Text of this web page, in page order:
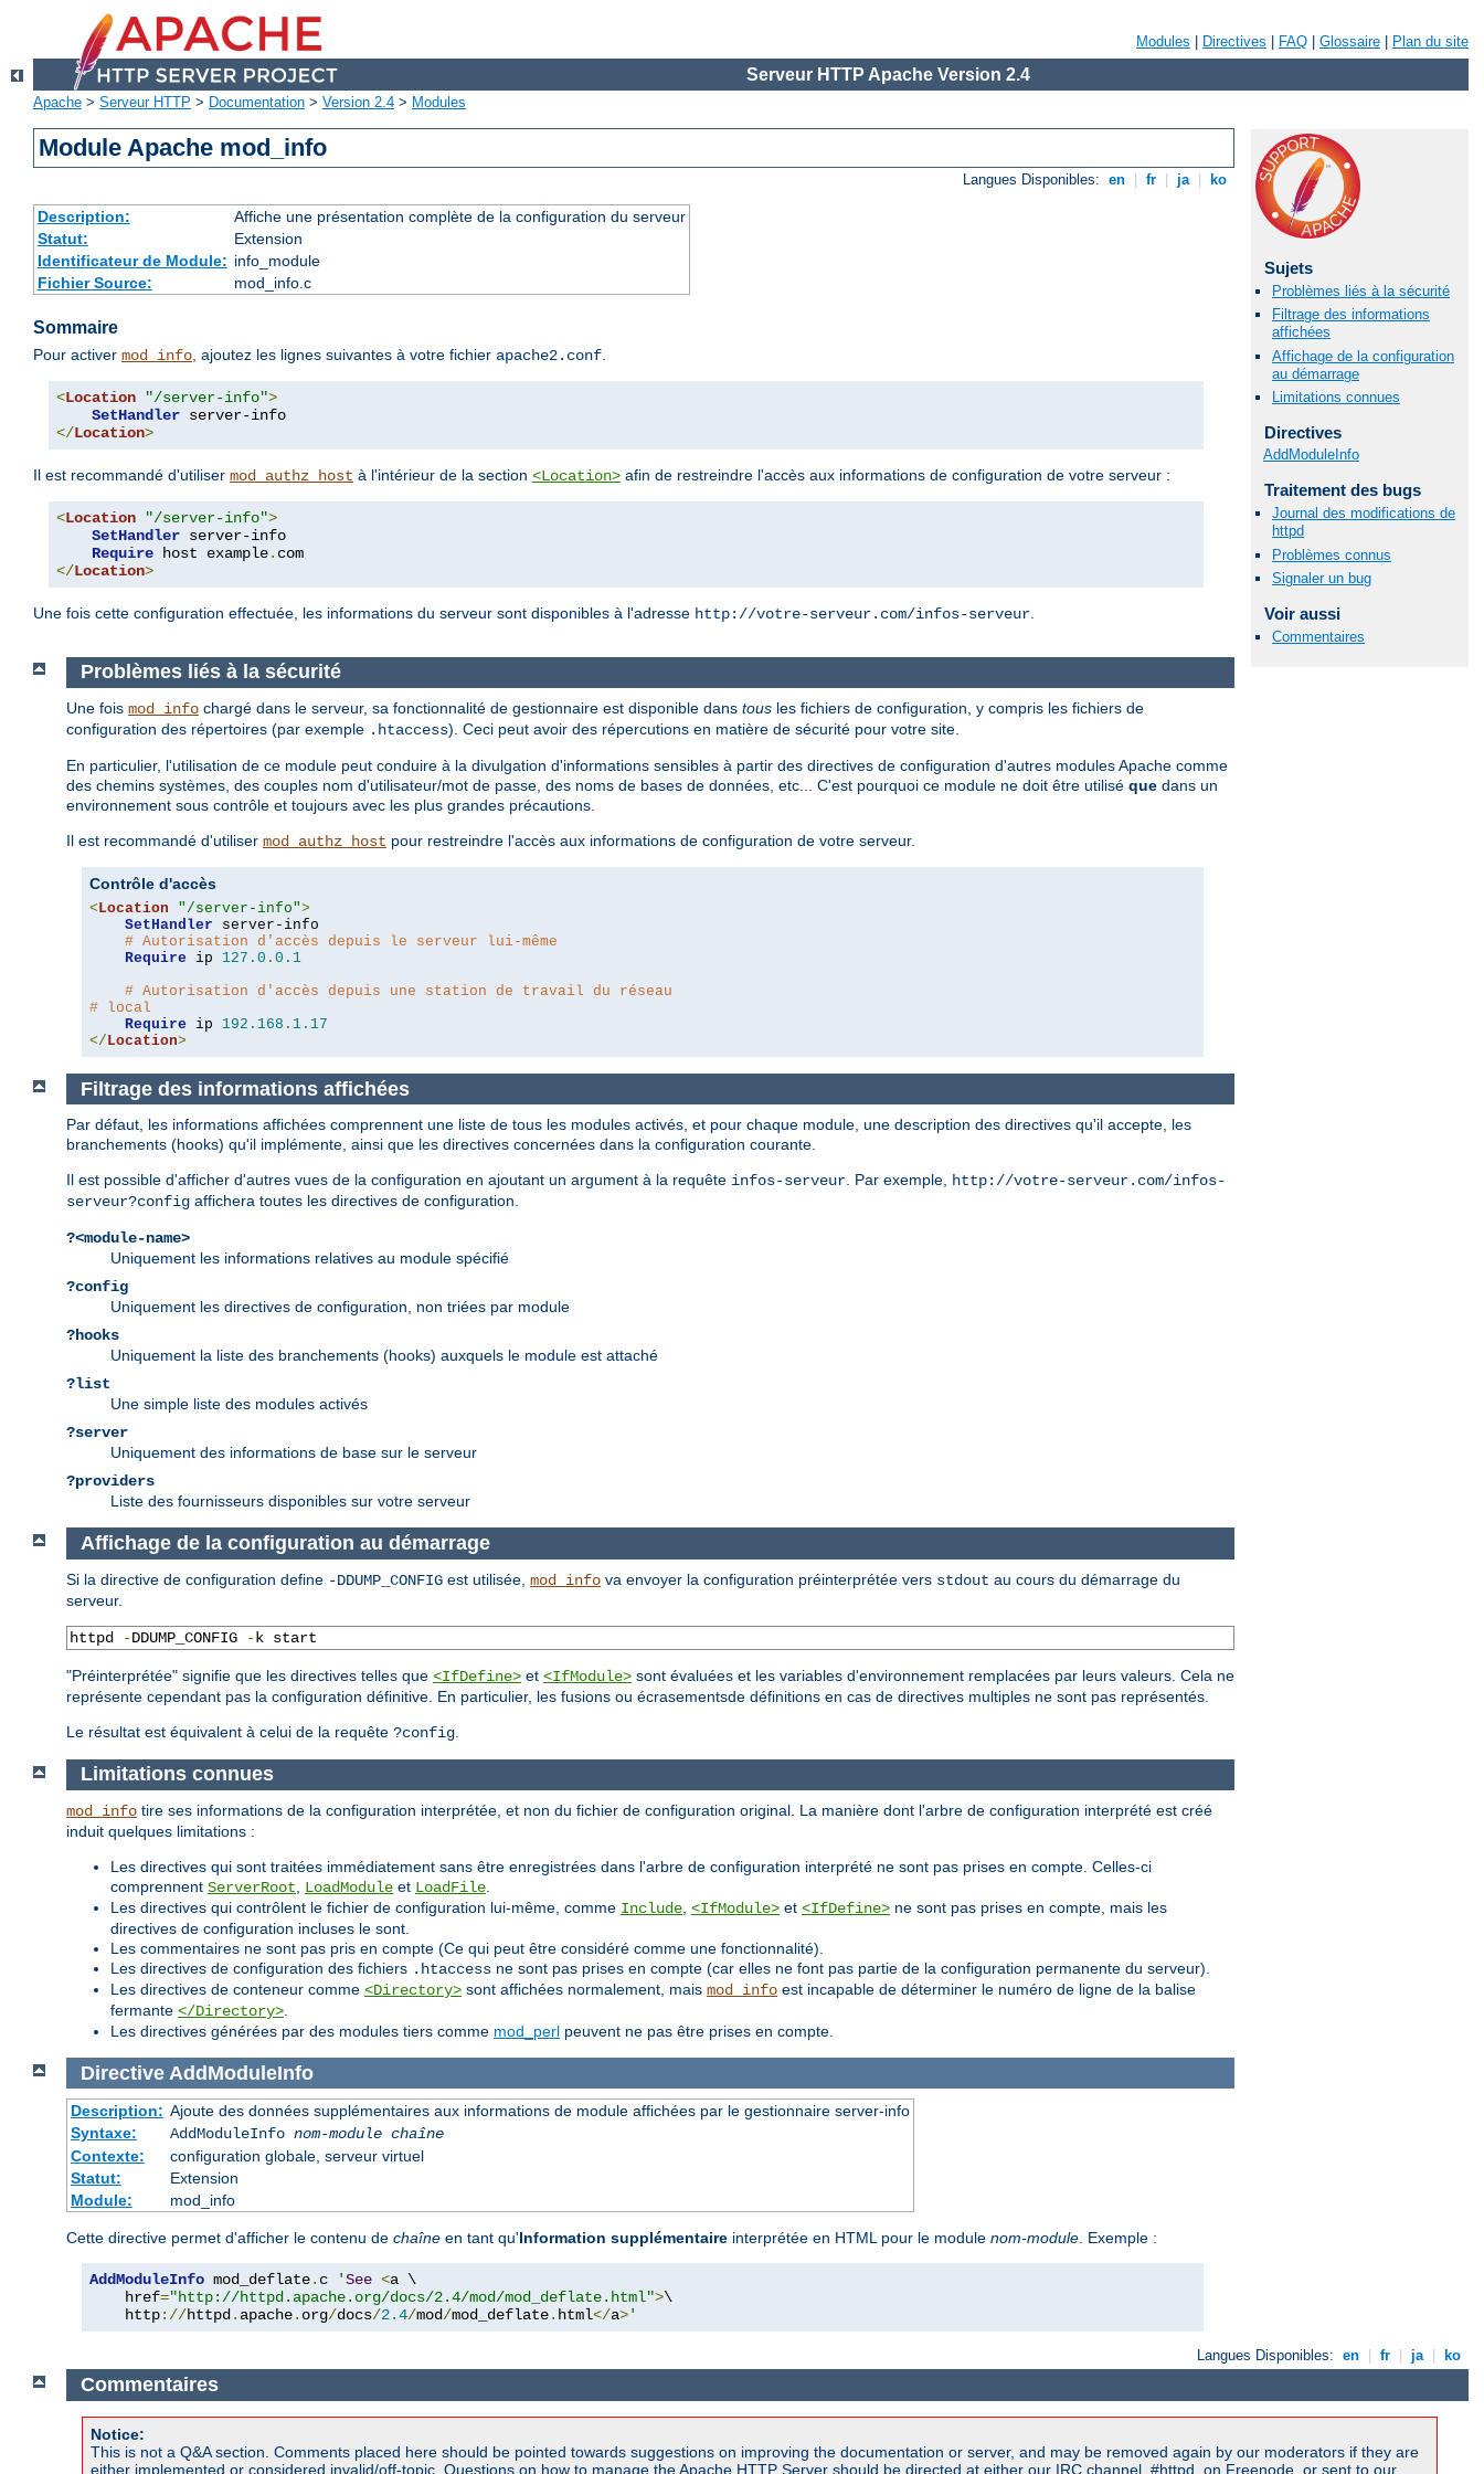
Modules Directives FAQ Glossaire Plan du site
Serveur HTTP Apache Version 2.4
Apache > Serveur HTTP > Documentation > Version 2.4 > Modules
Module Apache mod_info
Langues Disponibles: en fr ja ko
Description:
Affiche une présentation complète de la configuration du serveur
Statut:
Extension
Identificateur de Module: info_module
Fichier Source:
mod_info.c
Sommaire
Pour activer mod_info, ajoutez les lignes suivantes à votre fichier apache2.conf.
<Location "/server-info">
SetHandler
</Location>
Il est recommandé d'utiliser mod_authz_host à l'intérieur de la section <Location> afin de restreindre l'accès aux informations de configuration de votre serveur :
<Location "/server-info">
SetHandler server-info
Require host example.
</Location>
Une fois cette configuration effectuée, les informations du serveur sont disponibles à l'adresse http://votre-serveur.com/infos-serveur.
Sujets
Problèmes liés à la sécurité
Filtrage des informations
affichées
Affichage de la configuration
au démarrage
Limitations connues
Directives
AddModuleInfo
Traitement des bugs
Journal des modifications de
httpd
Problèmes connus
Signaler un bug
Voir aussi
Commentaires
Problèmes liés à la sécurité
Une fois mod_info chargé dans le serveur, sa fonctionnalité de gestionnaire est disponible dans tous les fichiers de configuration, y compris les fichiers de
configuration des répertoires (par exemple .htaccess). Ceci peut avoir des répercutions en matière de sécurité pour votre site.
En particulier, l'utilisation de ce module peut conduire à la divulgation d'informations sensibles à partir des directives de configuration d'autres modules Apache comme
des chemins systèmes, des couples nom d'utilisateur/mot de passe, des noms de bases de données, etc... C'est pourquoi ce module ne doit être utilisé que dans un
environnement sous contrôle et toujours avec les plus grandes précautions.
Il est recommandé d'utiliser mod_authz_host pour restreindre l'accès aux informations de configuration de votre serveur.
Contrôle d'accès
< Location "/server-info">
SetHandler server-info
# Autorisation d'accès depuis le serveur lui-même
Require ip 127.0 . 0.1
# Autorisation d'accès depuis une station de travail du réseau
# local
Require ip 192.168 . 1.17
</ Location>
Filtrage des informations affichées
Par défaut, les informations affichées comprennent une liste de tous les modules activés, et pour chaque module, une description des directives qu'il accepte, les
branchements (hooks) qu'il implémente, ainsi que les directives concernées dans la configuration courante.
Il est possible d'afficher d'autres vues de la configuration en ajoutant un argument à la requête infos-serveur. Par exemple, http://votre-serveur.com/infos-
serveur?config affichera toutes les directives de configuration.
?<module-name>
Uniquement les informations relatives au module spécifié
?config
Uniquement les directives de configuration, non triées par module
?hooks
Uniquement la liste des branchements (hooks) auxquels le module est attaché
?list
Une simple liste des modules activés
?server
Uniquement des informations de base sur le serveur
?providers
Liste des fournisseurs disponibles sur votre serveur
Affichage de la configuration au démarrage
Si la directive de configuration define -DDUMP_CONFIG est utilisée, mod_info va envoyer la configuration préinterprétée vers stdout au cours du démarrage du
serveur.
httpd -DDUMP_CONFIG -k start
"Préinterprétée" signifie que les directives telles que <IfDefine> et <IfModule> sont évaluées et les variables d'environnement remplacées par leurs valeurs. Cela ne
représente cependant pas la configuration définitive. En particulier, les fusions ou écrasementsde définitions en cas de directives multiples ne sont pas représentés.
Le résultat est équivalent à celui de la requête ?config
Limitations connues
mod_info tire ses informations de la configuration interprétée, et non du fichier de configuration original. La manière dont l'arbre de configuration interprété est créé
induit quelques limitations :
Les directives qui sont traitées immédiatement sans être enregistrées dans l'arbre de configuration interprété ne sont pas prises en compte. Celles-ci
comprennent ServerRoot LoadModule et LoadFile
Les directives qui contrôlent le fichier de configuration lui-même, comme Include <IfModule> et <IfDefine> ne sont pas prises en compte, mais les
directives de configuration incluses le sont.
Les commentaires ne sont pas pris en compte (Ce qui peut être considéré comme une fonctionnalité).
Les directives de configuration des fichiers .htaccess ne sont pas prises en compte (car elles ne font pas partie de la configuration permanente du serveur).
Les directives de conteneur comme <Directory> sont affichées normalement, mais mod_info est incapable de déterminer le numéro de ligne de la balise
fermante </Directory>
Les directives générées par des modules tiers comme mod_perl peuvent ne pas être prises en compte.
Directive AddModuleInfo
Description: Ajoute des données supplémentaires aux informations de module affichées par le gestionnaire server-info
Syntaxe:
AddModuleInfo nom-module chaîne
Contexte:
configuration globale, serveur virtuel
Statut:
Extension
Module:
mod_info
Cette directive permet d'afficher le contenu de chaîne en tant qu'Information supplémentaire interprétée en HTML pour le module nom-module. Exemple :
AddModuleInfo mod_deflate. c 'See <a \
    href
="http://httpd.apache.org/docs/2.4/mod/mod_deflate.html">\
    http
://httpd. apache. org/docs/2.4/mod/mod_deflate. html</a>'
Langues Disponibles: en fr ja ko
Commentaires
Notice:
This is not a Q&A section. Comments placed here should be pointed towards suggestions on improving the documentation or server, and may be removed again by our moderators if they are
either implemented or considered invalid/off-topic. Questions on how to manage the Apache HTTP Server should be directed at either our IRC channel, #httpd, on Freenode, or sent to our